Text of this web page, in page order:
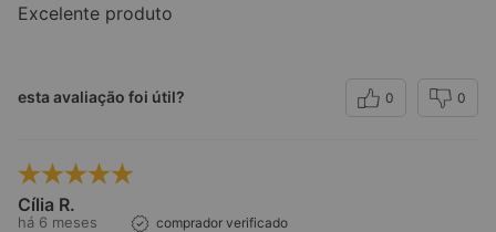
Excelente produto
esta avaliação foi útil? 0 0
Cília R.
há 6 meses comprador verificado